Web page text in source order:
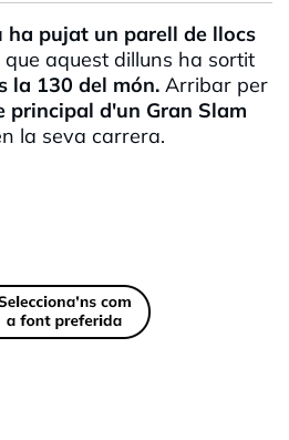
ha pujat un parell de llocs
que aquest dilluns ha sortit
la 130 del món. Arribar per
principal d'un Gran Slam
la seva carrera.